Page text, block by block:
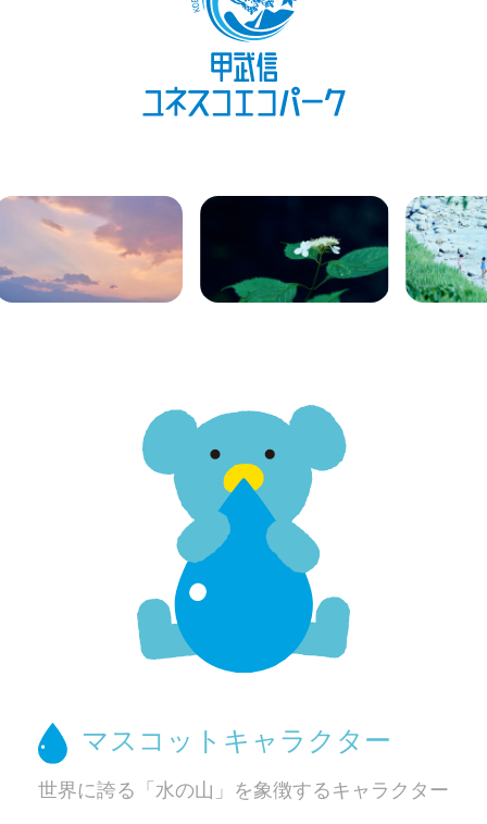
マスコットキャラクター
世界に誇る「水の山」を象徴するキャラクター